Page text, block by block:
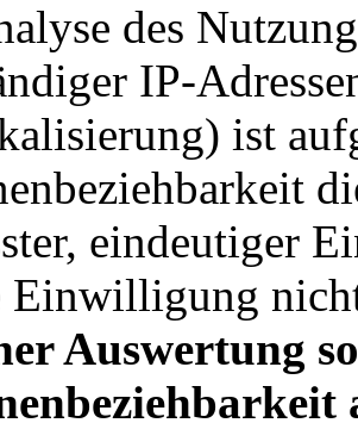
des
IP-
ist
eindeutiger
Einwilligung
Auswertung